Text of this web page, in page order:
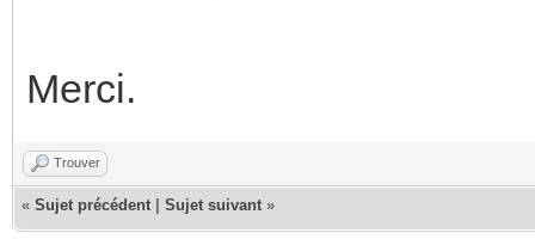
Merci.
Trouver
« Sujet précédent Sujet suivant »